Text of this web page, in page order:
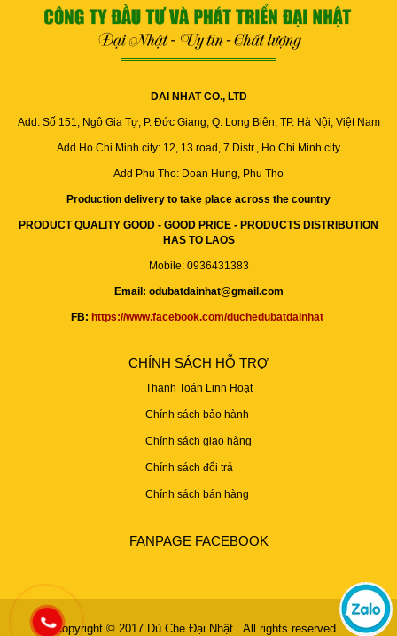
DAI NHAT CO., LTD
Add: Số 151, Ngô Gia Tự, P. Đức Giang, Q. Long Biên, TP. Hà Nội, Việt Nam
Add Ho Chi Minh city: 12, 13 road, 7 Distr., Ho Chi Minh city
Add Phu Tho: Doan Hung, Phu Tho
Production delivery to take place across the country
PRODUCT QUALITY GOOD - GOOD PRICE - PRODUCTS DISTRIBUTION
HAS TO LAOS
Mobile: 0936431383
Email: odubatdainhat@gmail.com
FB: https://www.facebook.com/duchedubatdainhat
CHÍNH SÁCH HỖ TRỢ
Thanh Toán Linh Hoạt
Chính sách bảo hành
Chính sách giao hàng
Chính sách đổi trả
Chính sách bán hàng
FANPAGE FACEBOOK
Copyright © 2017 Dù Che Đại Nhật . All rights reserved .